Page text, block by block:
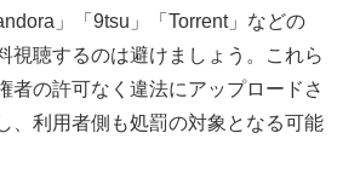
」「9tsu」「Torrent」などの
視聴するのは避けましょう。これら
者の許可なく違法にアップロードさ
、利用者側も処罰の対象となる可能